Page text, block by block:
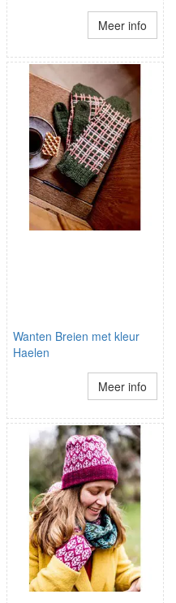
Meer info
Wanten Breien met kleur
Haelen
Meer info